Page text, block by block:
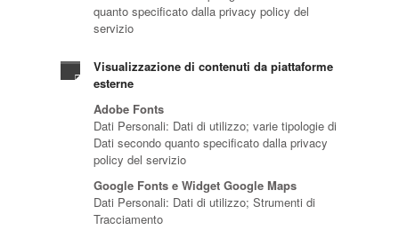
quanto specificato dalla privacy policy del
servizio
Visualizzazione di contenuti da piattaforme
esterne
Adobe Fonts
Dati Personali: Dati di utilizzo; varie tipologie di
Dati secondo quanto specificato dalla privacy
policy del servizio
Google Fonts e Widget Google Maps
Dati Personali: Dati di utilizzo; Strumenti di
Tracciamento